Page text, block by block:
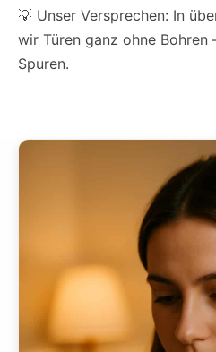
💡 Unser Versprechen: In
wir Türen ganz ohne Bohren
Spuren.